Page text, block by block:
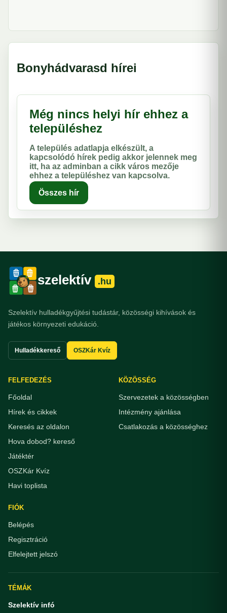
Bonyhádvarasd hírei
Még nincs helyi hír ehhez a
településhez
A település adatlapja elkészült, a
kapcsolódó hírek pedig akkor jelennek meg
itt, ha az adminban a cikk város mezője
ehhez a településhez van kapcsolva.
Összes hír
szelektív .hu
Szelektív hulladékgyűjtési tudástár, közösségi kihívások és
játékos környezeti edukáció.
Hulladékkereső OSZKár Kvíz
FELFEDEZÉS
Főoldal
Hírek és cikkek
Keresés az oldalon
Hova dobod? kereső
Játéktér
OSZKár Kvíz
Havi toplista
KÖZÖSSÉG
Szervezetek a közösségben
Intézmény ajánlása
Csatlakozás a közösséghez
FIÓK
Belépés
Regisztráció
Elfelejtett jelszó
TÉMÁK
Szelektív infó